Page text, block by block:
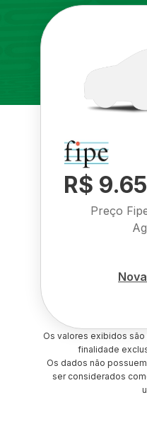
R$
Preço
Os valores exibidos
finalidade
Os dados não
ser considerados